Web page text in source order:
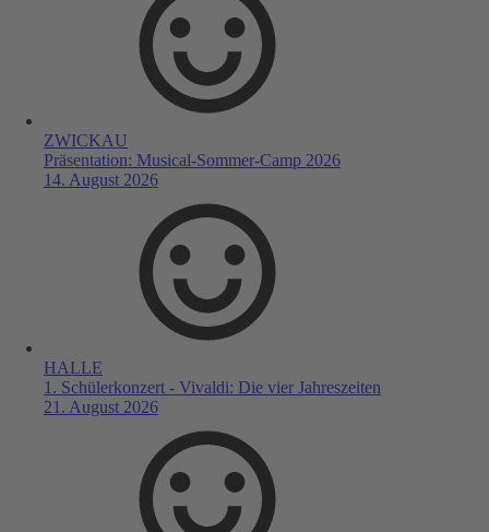
ZWICKAU
Präsentation: Musical-Sommer-Camp 2026
14. August 2026
HALLE
1. Schülerkonzert - Vivaldi: Die vier Jahreszeiten
21. August 2026